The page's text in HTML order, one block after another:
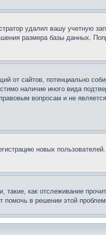
удалил вашу учетную
размера базы данных.
от сайтов, потенциально
наличие иного вида
вопросам и не
новых
как отслеживание
помочь в решении этой